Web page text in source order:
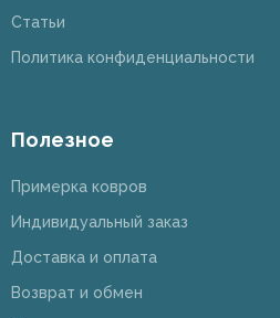
Статьи
Политика конфиденциальности
Полезное
Примерка ковров
Индивидуальный заказ
Доставка и оплата
Возврат и обмен